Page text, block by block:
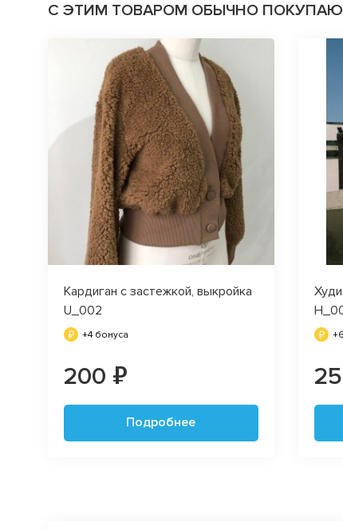
С ЭТИМ ТОВАРОМ ОБЫЧНО
Кардиган с застежкой, выкройка
U_002
+4 бонуса
200 ₽
Подробнее